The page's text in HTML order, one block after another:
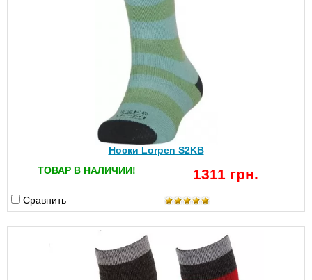
Носки Lorpen S2KB
ТОВАР В НАЛИЧИИ!
1311 грн.
Сравнить